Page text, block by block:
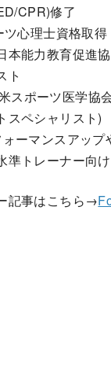
CPR)修了
ツ心理士資格取得
本能力教育促進
ト
スポーツ医学協
スペシャリスト)
ーマンスアップ
準トレーナー向
記事はこちら→